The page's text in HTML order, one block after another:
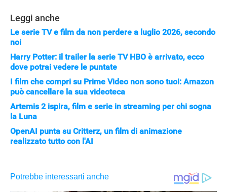
Leggi anche
Le serie TV e film da non perdere a luglio 2026, secondo
noi
Harry Potter: il trailer la serie TV HBO è arrivato, ecco
dove potrai vedere le puntate
I film che compri su Prime Video non sono tuoi: Amazon
può cancellare la sua videoteca
Artemis 2 ispira, film e serie in streaming per chi sogna
la Luna
OpenAI punta su Critterz, un film di animazione
realizzato tutto con l'AI